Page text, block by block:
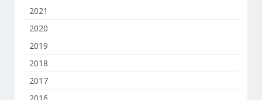
2021
2020
2019
2018
2017